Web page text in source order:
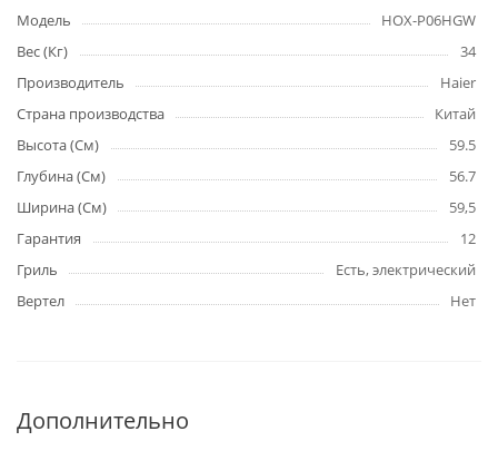
Модель
HOX-P06HGW
Вес (Кг)
34
Производитель
Haier
Страна производства
Китай
Высота (См)
59.5
Глубина (См)
56.7
Ширина (См)
59,5
Гарантия
12
Гриль
Есть, электрический
Вертел
Нет
Дополнительно